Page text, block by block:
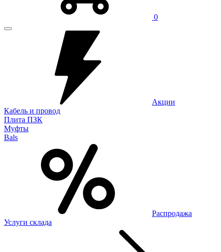
0
Акции
Кабель и провод
Плита ПЗК
Муфты
Bals
Распродажа
Услуги склада